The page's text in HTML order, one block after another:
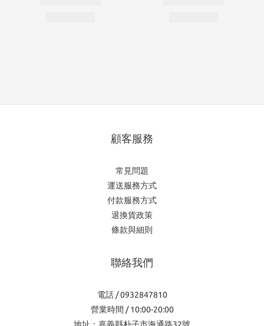
顧客服務
常見問題
運送服務方式
付款服務方式
退換貨政策
條款與細則
聯絡我們
電話 / 0932847810
營業時間 / 10:00-20:00